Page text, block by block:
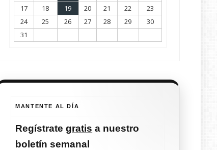
17
18 19 20 21 22
23
24
25 26 27 28 29
30
31
MANTENTE AL DÍA
Regístrategratis a nuestro
boletín semanal